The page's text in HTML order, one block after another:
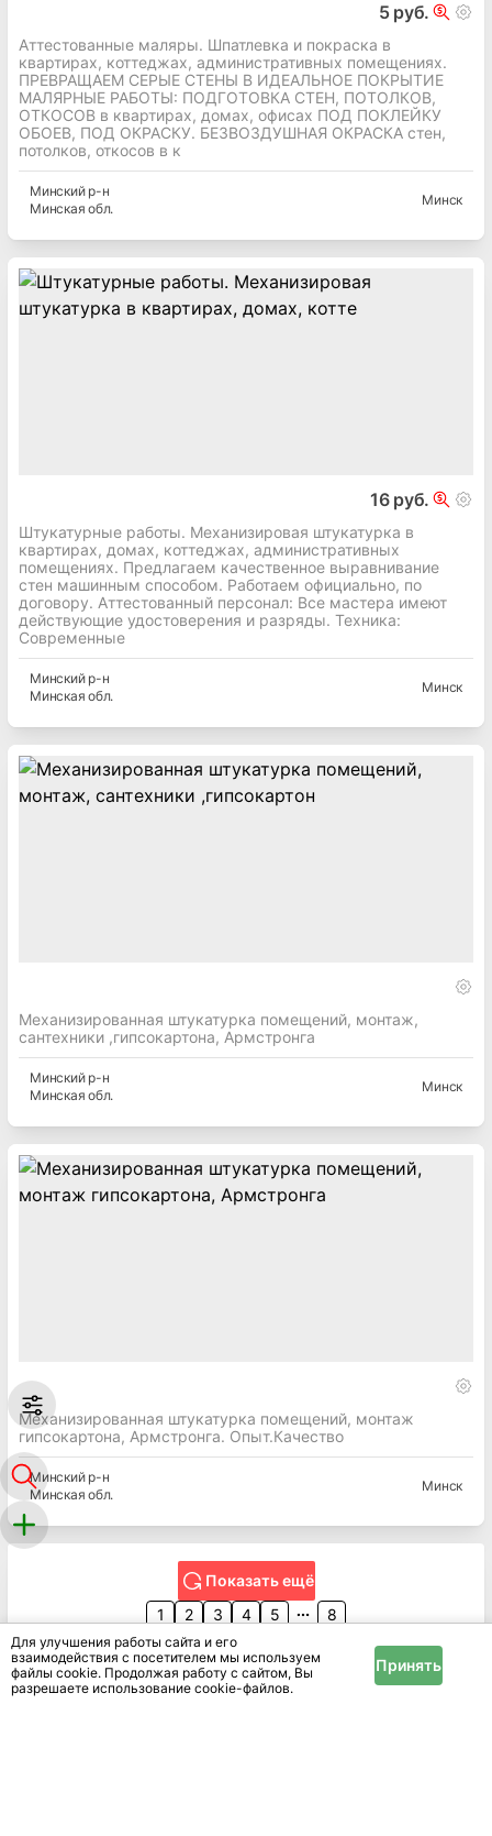
5 руб.
Аттестованные маляры. Шпатлевка и покраска в
квартирах, коттеджах, административных помещениях.
ПРЕВРАЩАЕМ СЕРЫЕ СТЕНЫ В ИДЕАЛЬНОЕ ПОКРЫТИЕ
МАЛЯРНЫЕ РАБОТЫ: ПОДГОТОВКА СТЕН, ПОТОЛКОВ,
ОТКОСОВ в квартирах, домах, офисах ПОД ПОКЛЕЙКУ
ОБОЕВ, ПОД ОКРАСКУ. БЕЗВОЗДУШНАЯ ОКРАСКА стен,
потолков, откосов в к
Минскийр-н
Минская обл.
Минск
16 руб.
Штукатурные работы. Механизировая штукатурка в
квартирах, домах, коттеджах, административных
помещениях. Предлагаем качественное выравнивание
стен машинным способом. Работаем официально, по
договору. Аттестованный персонал: Все мастера имеют
действующие удостоверения и разряды. Техника:
Современные
Минскийр-н
Минская обл.
Минск
Механизированная штукатурка помещений, монтаж,
сантехники ,гипсокартона, Армстронга
Минскийр-н
Минская обл.
Минск
Механизированная штукатурка помещений, монтаж
гипсокартона, Армстронга. Опыт.Качество
Минскийр-н
Минская обл.
Минск
Показать ещё
1
2 3 4 5 8
В разделе «Ремонтно-отделочные работы» на IRR.BY
Для улучшения работы сайта и его
взаимодействия с посетителем мы используем
файлы cookie. Продолжая работу с сайтом, Вы
разрешаете использование cookie-файлов.
Принять